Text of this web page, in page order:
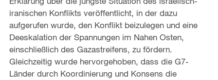
iranischen Konflikts veröffentlicht, in der dazu
aufgerufen wurde, den Konflikt beizulegen und eine
Deeskalation der Spannungen im Nahen Osten,
einschließlich des Gazastreifens, zu fördern.
Gleichzeitig wurde hervorgehoben, dass die G7-
Länder durch Koordinierung und Konsens die